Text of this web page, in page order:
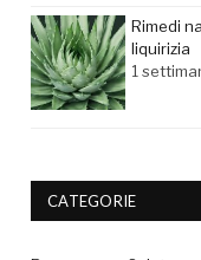
Rimedi
liquirizia
1
CATEGORIE